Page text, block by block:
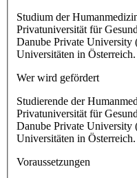
Studium der
Privatuniversität für
Danube Private University
Universitäten in Österreich.
Wer wird gefördert
Studierende der
Privatuniversität für
Danube Private University
Universitäten in Österreich.
Voraussetzungen